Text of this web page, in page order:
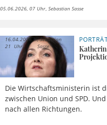
05.06.2026, 07 Uhr Sebastian Sasse
Die Wirtschaftsministerin ist
zwischen Union und SPD.
nach allen Richtungen.
16.04.2026,
21 Uhr
Sebastian
Sasse